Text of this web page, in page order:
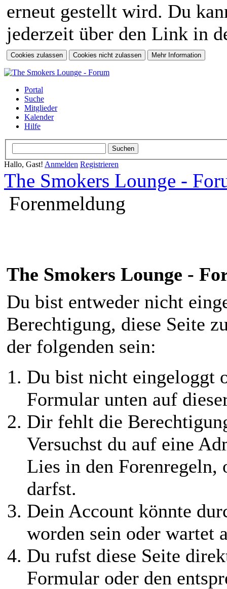
erneut gestellt wird. Du
jederzeit über den Link in
Portal
Suche
Mitglieder
Kalender
Hilfe
Hallo, Gast! Anmelden Registrieren
The Smokers Lounge -
Forenmeldung
The Smokers Lounge -
Du bist entweder nicht
Berechtigung, diese Seite
der folgenden sein:
Du bist nicht eingeloggt
Formular unten auf
Dir fehlt die
Versuchst du auf eine
Lies in den Forenregeln,
darfst.
Dein Account könnte
worden sein oder wartet
Du rufst diese Seite
Formular oder den